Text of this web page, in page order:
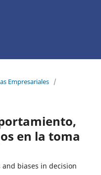
Empresariales /
en la toma
biases in decision